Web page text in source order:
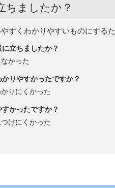
ちましたか？
すくわかりやすいものにする
立ちましたか？
かった
りやすかったですか？
かりにくかった
かったですか？
つけにくかった